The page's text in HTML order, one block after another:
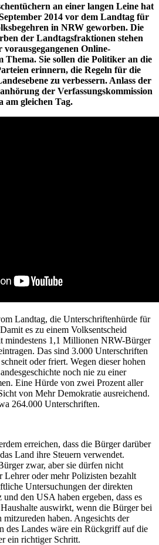
an einer langen Leine hat
2014 vor dem Landtag für
in NRW geworben. Die
der Landtagsfraktionen stehen
Online-
Sie sollen die Politiker an die
erinnern, die Regeln für die
zu verbessern. Anlass der
der Verfassungskommission
am gleichen Tag.
Landtag, die Unterschriftenhürde für
es zu einem Volksentscheid
mindestens 1,1 Millionen NRW-Bürger
Das sind 3.000 Unterschriften
oder friert. Wegen dieser hohen
noch nie zu einer
Eine Hürde von zwei Prozent aller
von Mehr Demokratie ausreichend.
264.000 Unterschriften.
erreichen, dass die Bürger darüber
Land ihre Steuern verwendet.
zwar, aber sie dürfen nicht
Lehrer oder mehr Polizisten bezahlt
Untersuchungen der direkten
den USA haben ergeben, dass es
auswirkt, wenn die Bürger bei
haben. Angesichts der
des Landes wäre ein Rückgriff auf die
ein richtiger Schritt.